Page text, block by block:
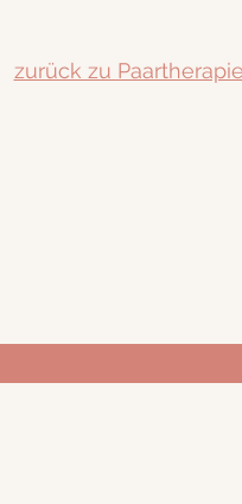
zurück zu Paartherapie